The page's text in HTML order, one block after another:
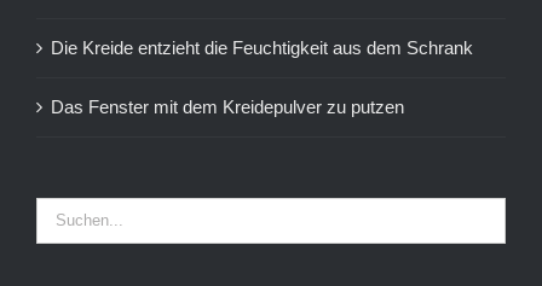
Die Kreide entzieht die Feuchtigkeit aus dem Schrank
Das Fenster mit dem Kreidepulver zu putzen